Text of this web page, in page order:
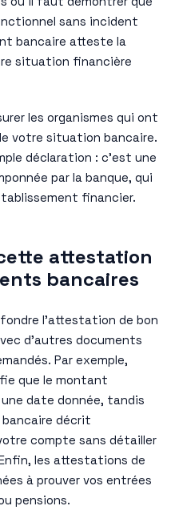
sans incident
bancaire atteste la
situation financière
les organismes qui ont
votre situation bancaire.
déclaration : c’est une
par la banque, qui
financier.
attestation
bancaires
l’attestation de bon
d’autres documents
Par exemple,
que le montant
date donnée, tandis
décrit
compte sans détailler
les attestations de
à prouver vos entrées
pensions.